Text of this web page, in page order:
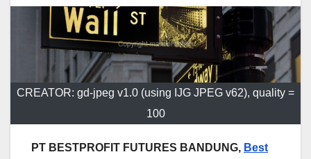
CREATOR: gd-jpeg v1.0 (using IJG JPEG v62), quality =
100
PT BESTPROFIT FUTURES BANDUNG, Best